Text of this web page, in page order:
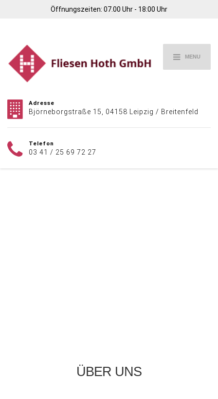
Öffnungszeiten: 07.00 Uhr - 18:00 Uhr
MENU
Adresse
Björneborgstraße 15, 04158 Leipzig / Breitenfeld
Telefon
03 41 / 25 69 72 27
ÜBER UNS